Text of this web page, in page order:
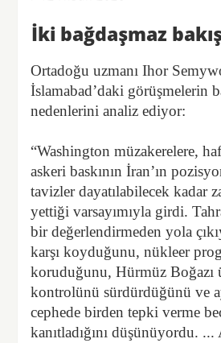
İki bağdaşmaz bakış
Ortadoğu uzmanı Ihor
İslamabad’daki görüşmelerin
nedenlerini analiz ediyor:
“Washington müzakerelere,
askeri baskının İran’ın
tavizler dayatılabilecek kadar
yettiği varsayımıyla girdi.
bir değerlendirmeden yola
karşı koyduğunu, nükleer
koruduğunu, Hürmüz Boğazı
kontrolünü sürdürdüğünü ve
cephede birden tepki verme
kanıtladığını düşünüyordu.